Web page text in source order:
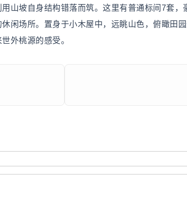
山坡自身结构错落而筑。这里有普通标间7套，
闲场所。置身于小木屋中，远眺山色，俯瞰田
外桃源的感受。